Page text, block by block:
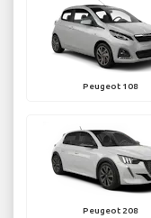
Peugeot 108
Peugeot 208